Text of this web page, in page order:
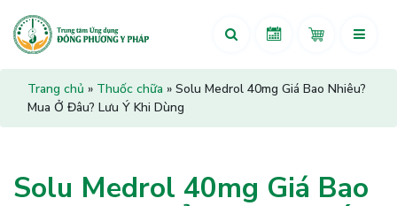
Trang chủ » Thuốc chữa » Solu Medrol 40mg Giá Bao Nhiêu?
Mua Ở Đâu? Lưu Ý Khi Dùng
Solu Medrol 40mg Giá Bao